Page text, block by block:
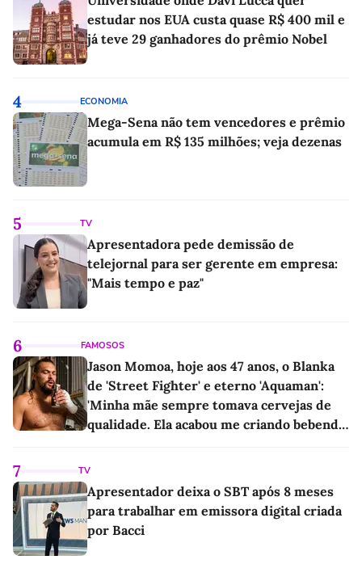
estudar nos EUA custa quase R$ 400 mil e
já teve 29 ganhadores do prêmio Nobel
4 ECONOMIA
Mega-Sena não tem vencedores e prêmio
acumula em R$ 135 milhões; veja dezenas
5 TV
Apresentadora pede demissão de
telejornal para ser gerente em empresa:
"Mais tempo e paz"
6 FAMOSOS
Jason Momoa, hoje aos 47 anos, o Blanka
de 'Street Fighter' e eterno 'Aquaman':
'Minha mãe sempre tomava cervejas de
qualidade. Ela acabou me criando bebendo
7 TV
Apresentador deixa o SBT após 8 meses
para trabalhar em emissora digital criada
por Bacci